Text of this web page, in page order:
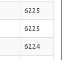
6225
6225
6224